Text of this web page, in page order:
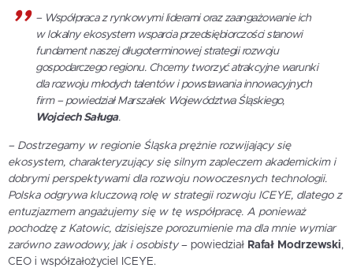
– Współpraca z rynkowymi liderami oraz zaangażowanie ich
w lokalny ekosystem wsparcia przedsiębiorczości stanowi
fundament naszej długoterminowej strategii rozwoju
gospodarczego regionu. Chcemy tworzyć atrakcyjne warunki
dla rozwoju młodych talentów i powstawania innowacyjnych
firm– powiedział Marszałek Województwa Śląskiego,
Wojciech Saługa.
– Dostrzegamy w regionie Śląska prężnie rozwijający się
ekosystem, charakteryzujący się silnym zapleczem akademickim i
dobrymi perspektywami dla rozwoju nowoczesnych technologii.
Polska odgrywa kluczową rolę w strategii rozwoju ICEYE, dlatego z
entuzjazmem angażujemy się w tę współpracę. A ponieważ
pochodzę z Katowic, dzisiejsze porozumienie ma dla mnie wymiar
zarówno zawodowy, jak i osobisty– powiedział Rafał Modrzewski,
CEO i współzałożyciel ICEYE.